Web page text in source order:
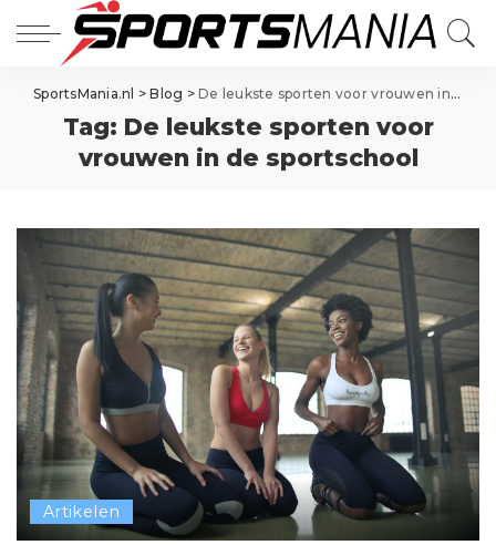
SportsMania.nl >Blog >De leukste sporten voor vrouwen in de sportschool
Tag: De leukste sporten voor
vrouwen in de sportschool
Artikelen